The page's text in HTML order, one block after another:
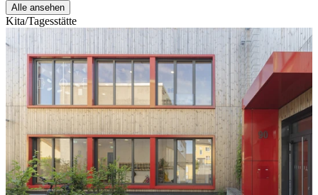
Alle ansehen
Kita/Tagesstätte